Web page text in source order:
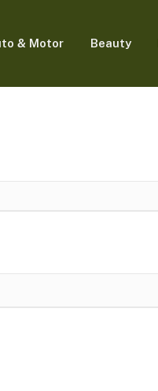
& Motor Beauty